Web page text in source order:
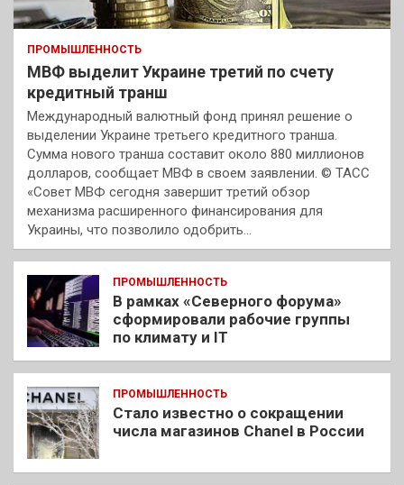
ПРОМЫШЛЕННОСТЬ
МВФ выделит Украине третий по счету
кредитный транш
Международный валютный фонд принял решение о
выделении Украине третьего кредитного транша.
Сумма нового транша составит около 880 миллионов
долларов, сообщает МВФ в своем заявлении. © ТАСС
«Совет МВФ сегодня завершит третий обзор
механизма расширенного финансирования для
Украины, что позволило одобрить…
ПРОМЫШЛЕННОСТЬ
В рамках «Северного форума»
сформировали рабочие группы
по климату и IT
ПРОМЫШЛЕННОСТЬ
Стало известно о сокращении
числа магазинов Chanel в России